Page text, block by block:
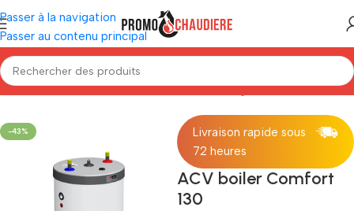
Passer à la navigation
Passer au contenu principal
Accueil/Production eau chaude/Boiler échangeur/ACV
-43%
Livraison rapide sous
72 heures
ACV boiler Comfort
130